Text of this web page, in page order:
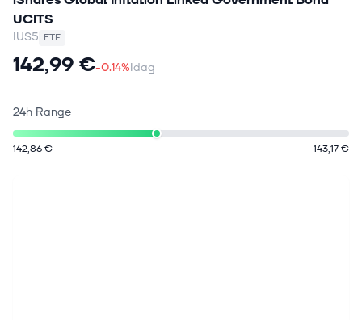
UCITS
IUS5 ETF
142,99 €-0.14%Idag
24h Range
142,86 € 143,17 €